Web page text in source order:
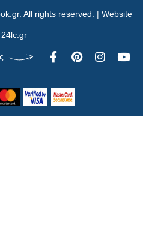
All rights reserved. | Website
24lc.gr